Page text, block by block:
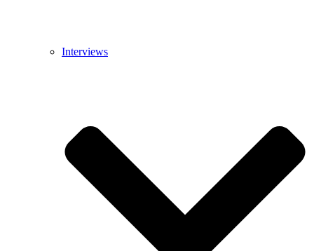
Interviews